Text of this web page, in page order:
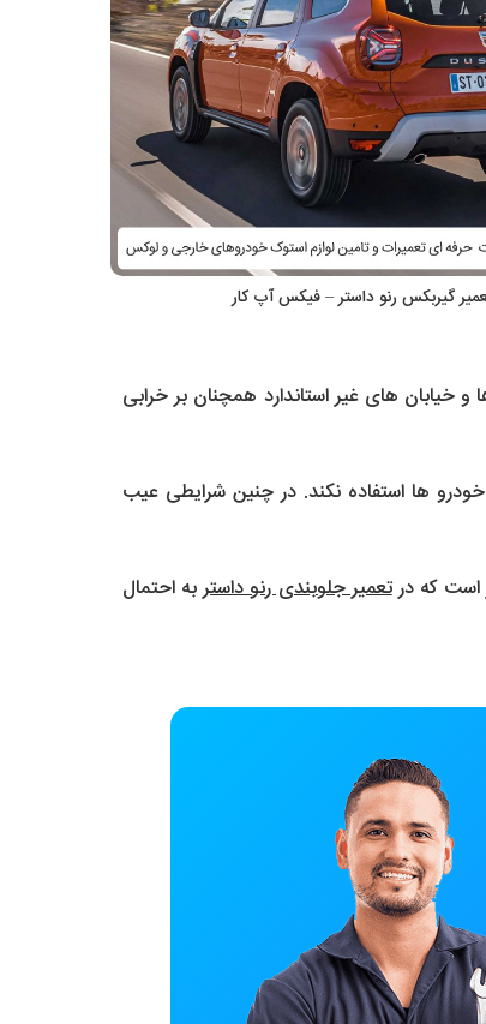
گیربکس رنو داستر – فیکس آپ کار
خیابان های غیر استاندارد همچنان بر خرابی
ها استفاده نکند. در چنین شرایطی عیب
است که درتعمیر جلوبندی رنو داستربه احتمال